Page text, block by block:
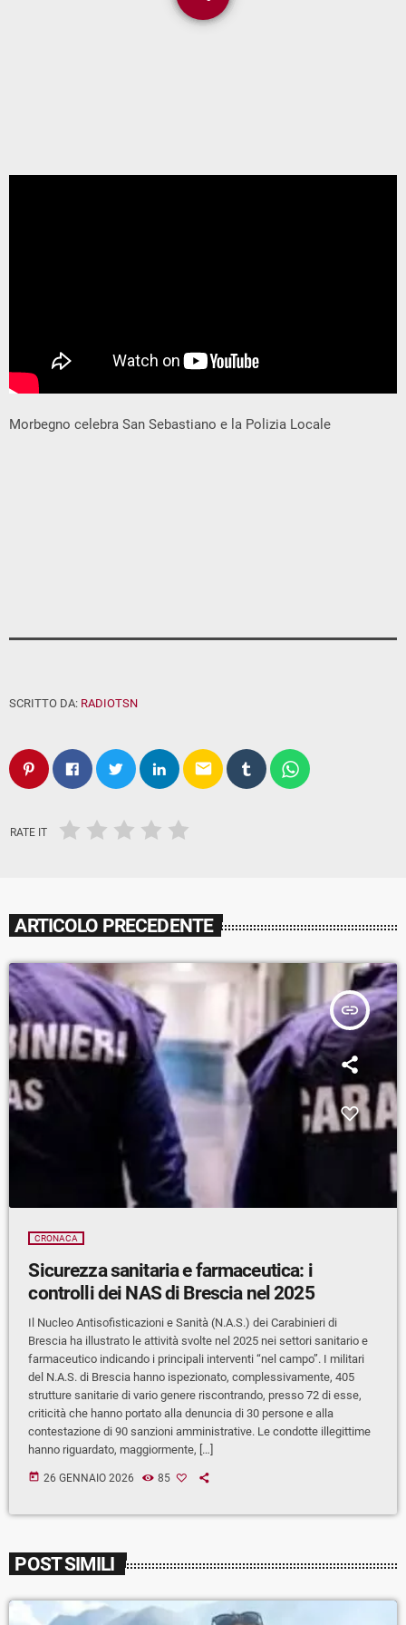
Morbegno celebra San Sebastiano e la Polizia Locale
SCRITTO DA: RADIOTSN
email
RATE IT
ARTICOLO PRECEDENTE
insert_link
CRONACA
Sicurezza sanitaria e farmaceutica: i
controlli dei NAS di Brescia nel 2025
Il Nucleo Antisofisticazioni e Sanità (N.A.S.) dei Carabinieri di
Brescia ha illustrato le attività svolte nel 2025 nei settori sanitario e
farmaceutico indicando i principali interventi “nel campo”. I militari
del N.A.S. di Brescia hanno ispezionato, complessivamente, 405
strutture sanitarie di vario genere riscontrando, presso 72 di esse,
criticità che hanno portato alla denuncia di 30 persone e alla
contestazione di 90 sanzioni amministrative. Le condotte illegittime
hanno riguardato, maggiormente, […]
today 26 GENNAIO 2026 85
POST SIMILI